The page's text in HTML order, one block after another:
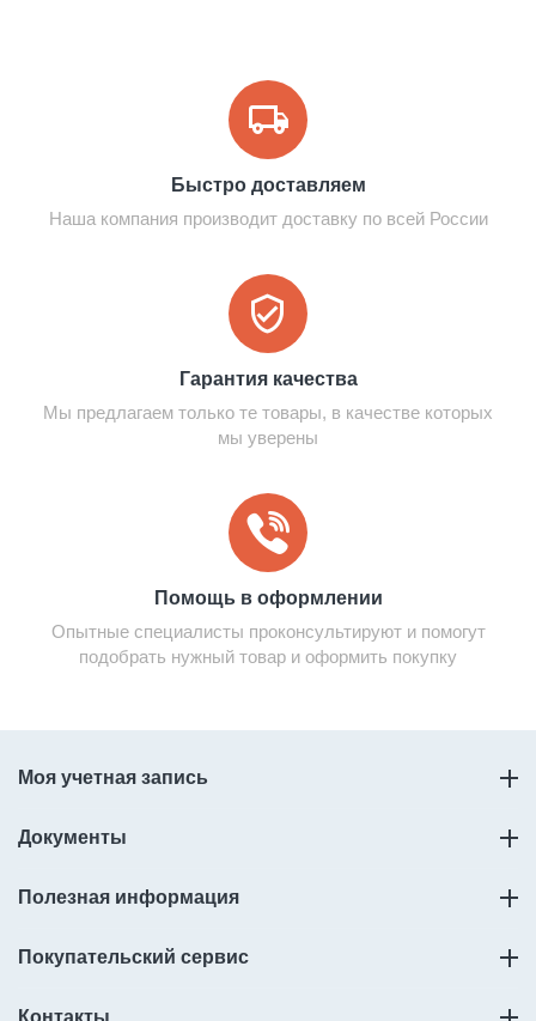
Быстро доставляем
Наша компания производит доставку по всей России
Гарантия качества
Мы предлагаем только те товары, в качестве которых
мы уверены
Помощь в оформлении
Опытные специалисты проконсультируют и помогут
подобрать нужный товар и оформить покупку
Моя учетная запись
Документы
Полезная информация
Покупательский сервис